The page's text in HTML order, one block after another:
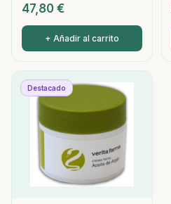
47,80 €
+ Añadir al carrito
Destacado